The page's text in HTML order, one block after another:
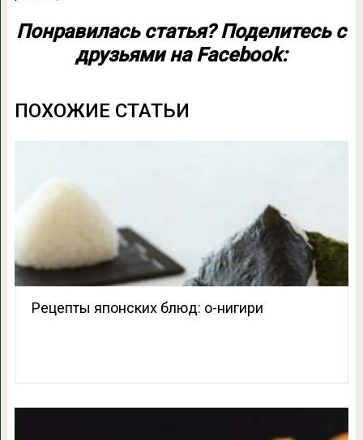
Понравилась статья? Поделитесь с
друзьями на Facebook:
ПОХОЖИЕ СТАТЬИ
Рецепты японских блюд: о-нигири